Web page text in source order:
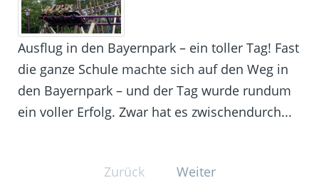
Ausflug in den Bayernpark – ein toller Tag! Fast
die ganze Schule machte sich auf den Weg in
den Bayernpark – und der Tag wurde rundum
ein voller Erfolg. Zwar hat es zwischendurch...
Zurück Weiter